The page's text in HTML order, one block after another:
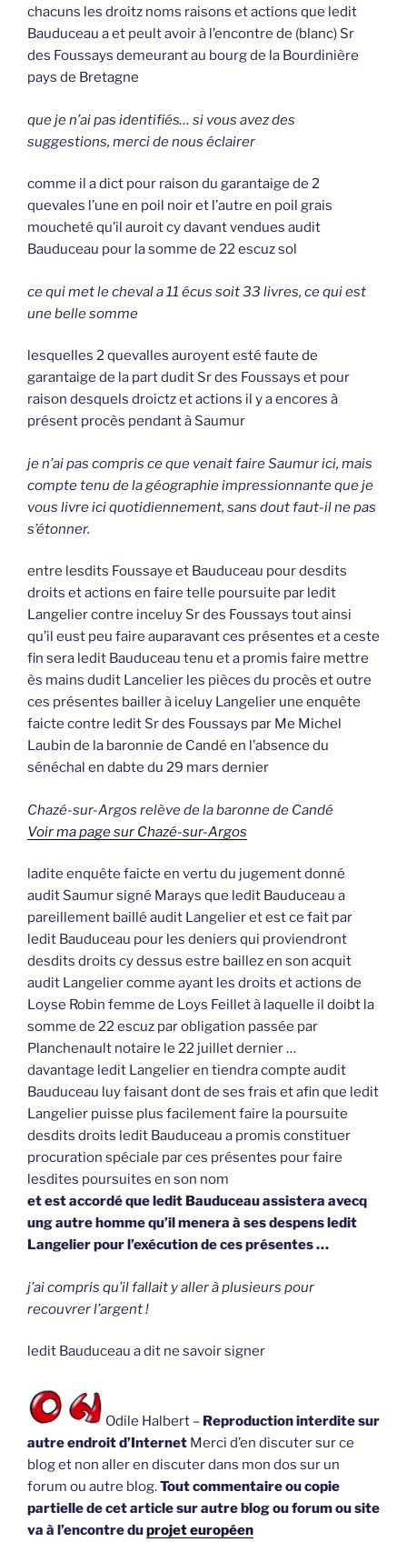
chacuns les droitz noms raisons et actions que ledit
Bauduceau a et peult avoir à l’encontre de (blanc) Sr
des Foussays demeurant au bourg de la Bourdinière
pays de Bretagne
que je n’ai pas identifiés… si vous avez des
suggestions, merci de nous éclairer
comme il a dict pour raison du garantaige de 2
quevales l’une en poil noir et l’autre en poil grais
moucheté qu’il auroit cy davant vendues audit
Bauduceau pour la somme de 22 escuz sol
ce qui met le cheval a 11 écus soit 33 livres, ce qui est
une belle somme
lesquelles 2 quevalles auroyent esté faute de
garantaige de la part dudit Sr des Foussays et pour
raison desquels droictz et actions il y a encores à
présent procès pendant à Saumur
je n’ai pas compris ce que venait faire Saumur ici, mais
compte tenu de la géographie impressionnante que je
vous livre ici quotidiennement, sans dout faut-il ne pas
s’étonner.
entre lesdits Foussaye et Bauduceau pour desdits
droits et actions en faire telle poursuite par ledit
Langelier contre inceluy Sr des Foussays tout ainsi
qu’il eust peu faire auparavant ces présentes et a ceste
fin sera ledit Bauduceau tenu et a promis faire mettre
ès mains dudit Lancelier les pièces du procès et outre
ces présentes bailler à iceluy Langelier une enquête
faicte contre ledit Sr des Foussays par Me Michel
Laubin de la baronnie de Candé en l’absence du
sénéchal en dabte du 29 mars dernier
Chazé-sur-Argos relève de la baronne de Candé
Voir ma page sur Chazé-sur-Argos
ladite enquête faicte en vertu du jugement donné
audit Saumur signé Marays que ledit Bauduceau a
pareillement baillé audit Langelier et est ce fait par
ledit Bauduceau pour les deniers qui proviendront
desdits droits cy dessus estre baillez en son acquit
audit Langelier comme ayant les droits et actions de
Loyse Robin femme de Loys Feillet à laquelle il doibt la
somme de 22 escuz par obligation passée par
Planchenault notaire le 22 juillet dernier …
davantage ledit Langelier en tiendra compte audit
Bauduceau luy faisant dont de ses frais et afin que ledit
Langelier puisse plus facilement faire la poursuite
desdits droits ledit Bauduceau a promis constituer
procuration spéciale par ces présentes pour faire
lesdites poursuites en son nom
et est accordé que ledit Bauduceau assistera avecq
ung autre homme qu’il menera à ses despens ledit
Langelier pour l’exécution de ces présentes …
j’ai compris qu’il fallait y aller à plusieurs pour
recouvrer l’argent !
ledit Bauduceau a dit ne savoir signer
Odile Halbert – Reproduction interdite sur
autre endroit d’Internet Merci d’en discuter sur ce
blog et non aller en discuter dans mon dos sur un
forum ou autre blog.Tout commentaire ou copie
partielle de cet article sur autre blog ou forum ou site
va à l’encontre duprojet européen